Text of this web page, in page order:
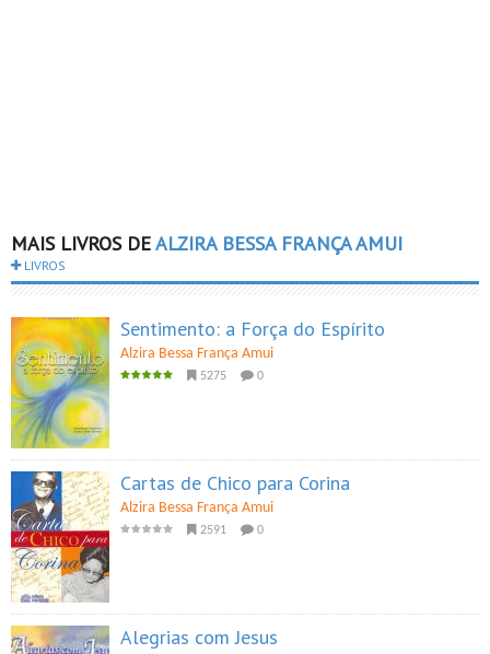
MAIS LIVROS DEALZIRA BESSA FRANÇA AMUI
LIVROS
Sentimento: a Força do Espírito
Alzira Bessa França Amui
5275 0
Cartas de Chico para Corina
Alzira Bessa França Amui
2591 0
Alegrias com Jesus